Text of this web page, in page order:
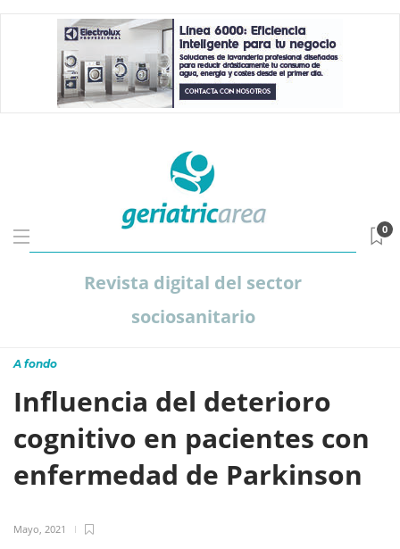
Revista digital del sector
sociosanitario
0
A fondo
Influencia del deterioro
cognitivo en pacientes con
enfermedad de Parkinson
Mayo, 2021